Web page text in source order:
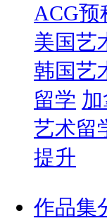
ACG预
美国艺
韩国艺
留学
艺术留
提升
作品集